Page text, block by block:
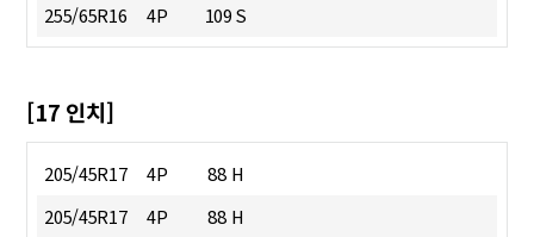
255/65R16
4P 109 S
[17 인치]
205/45R17 4P
88 H
205/45R17
4P
88 H